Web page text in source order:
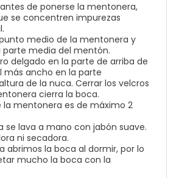
de ponerse la mentonera,
se concentren impurezas
medio de la mentonera y
parte media del mentón.
delgado en la parte de arriba de
más ancho en la parte
de la nuca. Cerrar los velcros
cierra la boca.
la mentonera es de máximo 2
se lava a mano con jabón suave.
ni secadora.
abrimos la boca al dormir, por lo
mucho la boca con la